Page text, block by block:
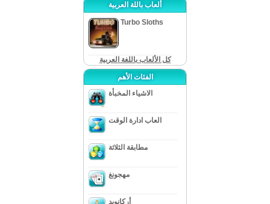
ألعاب باللة العربية
Turbo Sloths
كل الألعاب باللغة العربية
الفئات الأهم
الاشياء المخبأة
العاب ادارة الوقت
مطابقة الثلاثة
مهجونغ
أركانويد